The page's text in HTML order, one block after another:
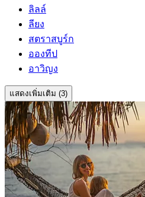
ลิลล์
ลียง
สตราสบูร์ก
อองทีป
อาวิญง
แสดงเพิ่มเติม (3)